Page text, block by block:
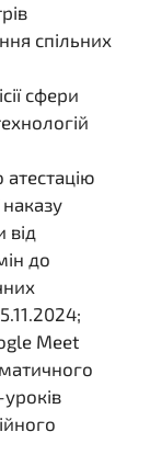
спільних
сфери
наказу
від
до
Meet